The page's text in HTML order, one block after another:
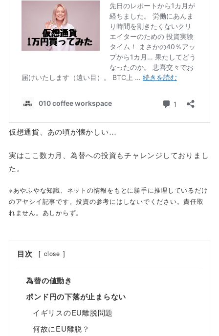
仮想通貨、あの頃が懐かしい…
実はここ数カ月、為替への投資もチャレンジしておりまし
た。
※あやふやな知識、ネットの情報をもとに勝手に推理しているだけ
のアヤシイ記事です。投資の参考にはしないでください。責任取
れません。あしからず。
目次 [ close ]
為替の値動き
ポンド円の下落が止まらない
イギリスのEU離脱問題
何故にEU離脱？